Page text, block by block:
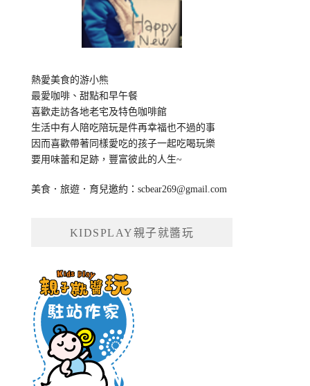
熱愛美食的游小熊
最愛咖啡、甜點和早午餐
喜歡走訪各地老宅及特色咖啡館
生活中有人陪吃陪玩是件再幸福也不過的事
因而喜歡帶著同樣愛吃的孩子一起吃喝玩樂
要用味蕾和足跡，豐富彼此的人生~
美食．旅遊．育兒邀約：scbear269@gmail.com
KIDSPLAY親子就醬玩